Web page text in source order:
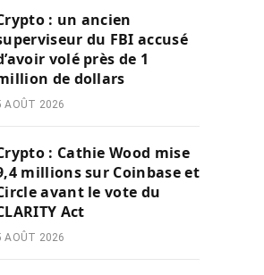
: un ancien
du FBI accusé
volé près de 1
de dollars
AOÛT 2026
: Cathie Wood mise
millions sur Coinbase et
avant le vote du
Act
AOÛT 2026